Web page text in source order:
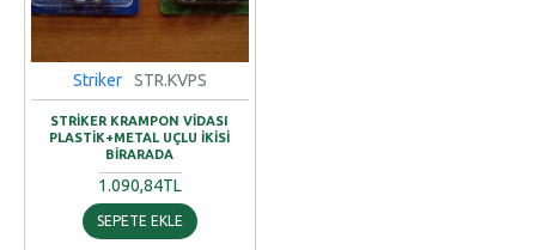
Striker STR.KVPS
STRIKER KRAMPON VIDASI
PLASTIK+METAL UÇLU İKISI
BIRARADA
1.090,84TL
SEPETE EKLE